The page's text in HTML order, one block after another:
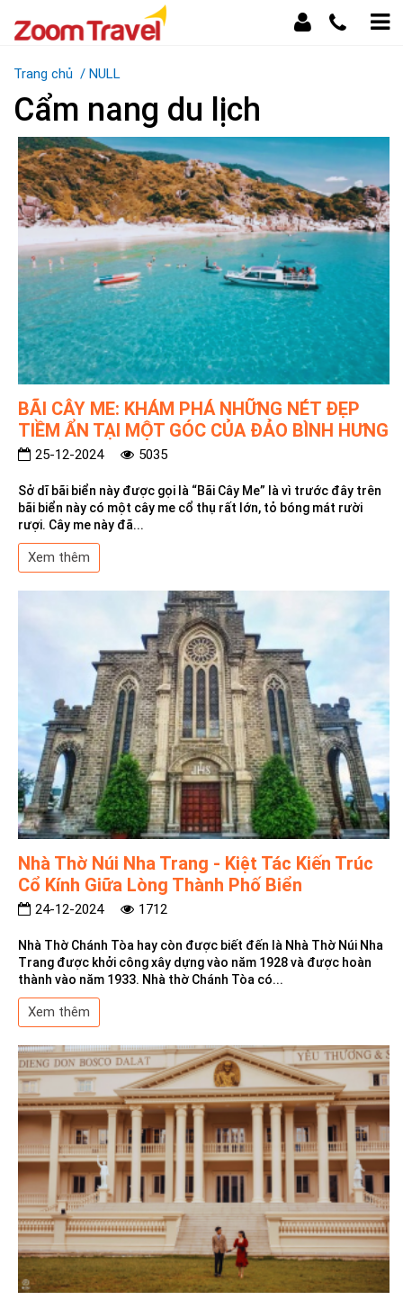
Trang chủ / NULL
Cẩm nang du lịch
BÃI CÂY ME: KHÁM PHÁ NHỮNG NÉT ĐẸP
TIỀM ẨN TẠI MỘT GÓC CỦA ĐẢO BÌNH HƯNG
25-12-2024 5035
Sở dĩ bãi biển này được gọi là “Bãi Cây Me” là vì trước đây trên
bãi biển này có một cây me cổ thụ rất lớn, tỏ bóng mát rười
rượi. Cây me này đã...
Xem thêm
Nhà Thờ Núi Nha Trang - Kiệt Tác Kiến Trúc
Cổ Kính Giữa Lòng Thành Phố Biển
24-12-2024 1712
Nhà Thờ Chánh Tòa hay còn được biết đến là Nhà Thờ Núi Nha
Trang được khởi công xây dựng vào năm 1928 và được hoàn
thành vào năm 1933. Nhà thờ Chánh Tòa có...
Xem thêm